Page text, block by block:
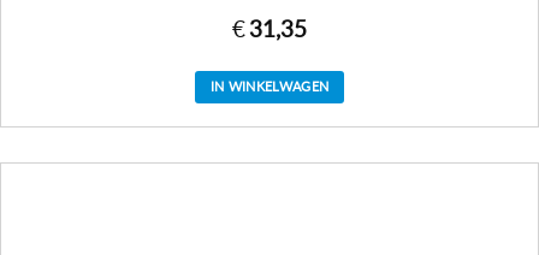
€31,35
IN WINKELWAGEN